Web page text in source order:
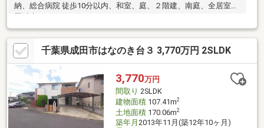
納、総合病院 徒歩10分以内、和室、庭、２階建、南庭、全居室６
千葉県成田市はなのき台３ 3,770万円 2SLDK
3,770万円
間取り 2SLDK
建物面積107.41m2
土地面積170.06m2
築年月 2013年11月(築12年10ヶ月)